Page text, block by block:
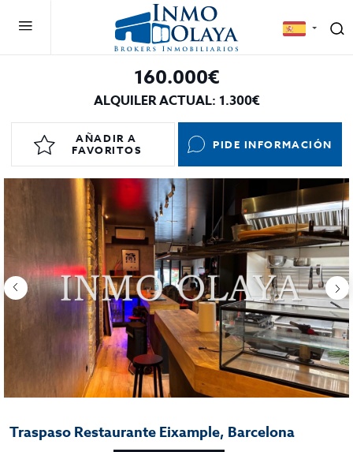
160.000€
ALQUILER ACTUAL: 1.300€
AÑADIR A
FAVORITOS
PIDE INFORMACIÓN
Traspaso Restaurante Eixample, Barcelona